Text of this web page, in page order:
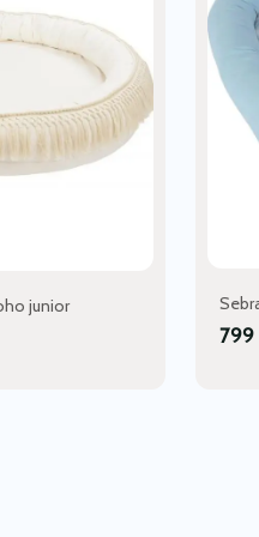
junior
799